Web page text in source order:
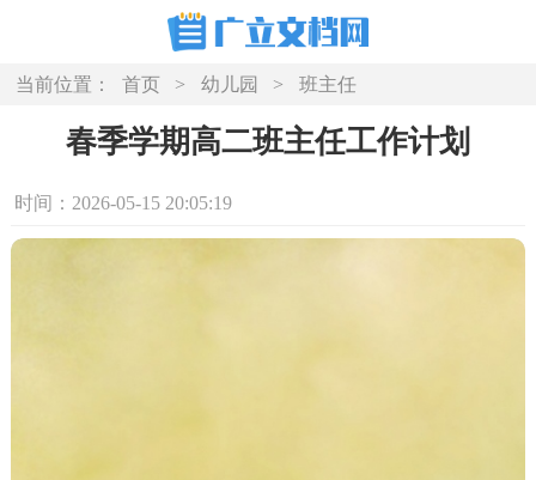
当前位置： 首页 > 幼儿园 > 班主任
春季学期高二班主任工作计划
时间：2026-05-15 20:05:19